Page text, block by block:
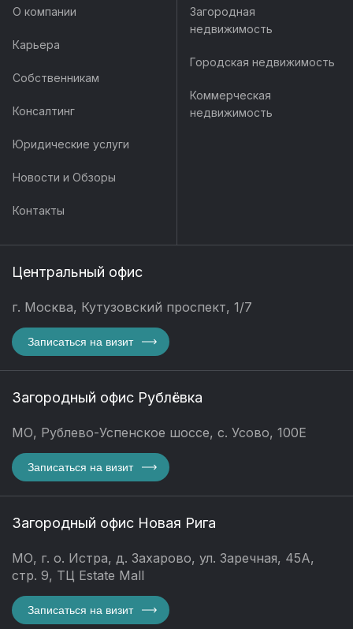
О компании
Карьера
Собственникам
Консалтинг
Юридические услуги
Новости и Обзоры
Контакты
Загородная
недвижимость
Городская недвижимость
Коммерческая
недвижимость
Центральный офис
г. Москва, Кутузовский проспект, 1/7
Записаться на визит
Загородный офис Рублёвка
МО, Рублево-Успенское шоссе, с. Усово, 100Е
Записаться на визит
Загородный офис Новая Рига
МО, г. о. Истра, д. Захарово, ул. Заречная, 45А,
стр. 9, ТЦ Estate Mall
Записаться на визит